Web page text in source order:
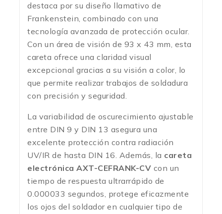
destaca por su diseño llamativo de
Frankenstein, combinado con una
tecnología avanzada de protección ocular.
Con un área de visión de 93 x 43 mm, esta
careta ofrece una claridad visual
excepcional gracias a su visión a color, lo
que permite realizar trabajos de soldadura
con precisión y seguridad.
La variabilidad de oscurecimiento ajustable
entre DIN 9 y DIN 13 asegura una
excelente protección contra radiación
UV/IR de hasta DIN 16. Además, la careta
electrónica AXT-CEFRANK-CV con un
tiempo de respuesta ultrarrápido de
0.000033 segundos, protege eficazmente
los ojos del soldador en cualquier tipo de